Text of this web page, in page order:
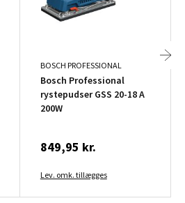
BOSCH PROFESSIONAL
Bosch Professional
rystepudser GSS 20-18 A
200W
849,95 kr.
Lev. omk. tillægges